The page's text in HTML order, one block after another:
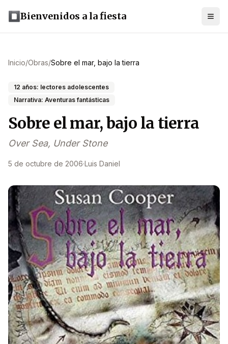
Bienvenidos a la fiesta
Inicio/Obras/Sobre el mar, bajo la tierra
12 años: lectores adolescentes
Narrativa: Aventuras fantásticas
Sobre el mar, bajo la tierra
Over Sea, Under Stone
5 de octubre de 2006·Luis Daniel